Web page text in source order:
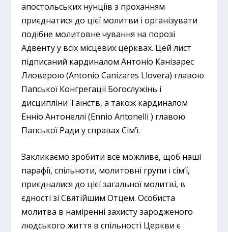
апостольських нунціїв з проханням
приєднатися до цієї молитви і організувати
подібне молитовне чування на порозі
Адвенту у всіх місцевих церквах. Цей лист
підписаний кардиналом Антоніо Канізарес
Лловерою (Antonio Canizares Llovera) главою
Папської Конгрегації Богослужінь і
дисципліни Таїнств, а також кардиналом
Енніо Антонеллі (Ennio Antonelli ) главою
Папської Ради у справах Сім’ї.
Закликаємо зробити все можливе, щоб наші
парафії, спільноти, молитовні групи і сім’ї,
приєдналися до цієї загальної молитві, в
єдності зі Святійшим Отцем. Особиста
молитва в наміренні захисту зародженого
людського життя в спільності Церкви є